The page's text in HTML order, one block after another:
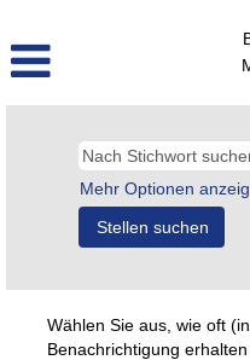
Mehr Optionen
Wählen Sie aus, wie oft
Benachrichtigung